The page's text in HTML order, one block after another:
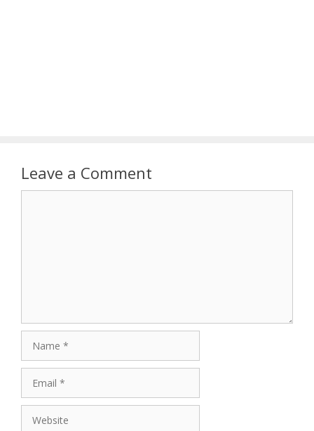
Leave a Comment
Website